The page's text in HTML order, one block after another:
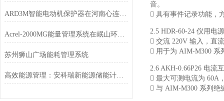
ARD3M智能电动机保护器在河南心连心化学工业集团的应用
Acrel-2000MG能量管理系统在岷山环能高科17.25MW/33.5MWh储能项目中的应
苏州狮山广场能耗管理系统
高效能源管理：安科瑞新能源储能计量电表在工商业储能系统中的应用
音。
 具有事件记录功能，
2.5 HDR-60-24 仪用电
 交流 220V 输入，直
 用于为 AIM-M300 系
2.6 AKH-0.66P26 电流
 最大可测电流为 60A
 与 AIM-M300 系列绝